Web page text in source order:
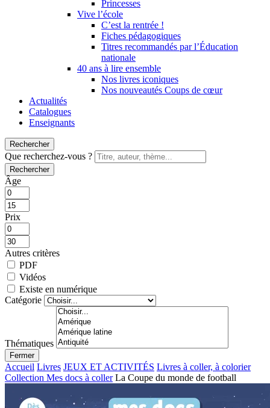
Princesses
Vive l’école
C’est la rentrée !
Fiches pédagogiques
Titres recommandés par l’Éducation
nationale
40 ans à lire ensemble
Nos livres iconiques
Nos nouveautés Coups de cœur
Actualités
Catalogues
Enseignants
Rechercher
Que recherchez-vous ?
Rechercher
Âge
Prix
Autres critères
PDF
Vidéos
Existe en numérique
Catégorie
Thématiques
Fermer
Accueil Livres JEUX ET ACTIVITÉS Livres à coller, à colorier
Collection Mes docs à coller La Coupe du monde de football